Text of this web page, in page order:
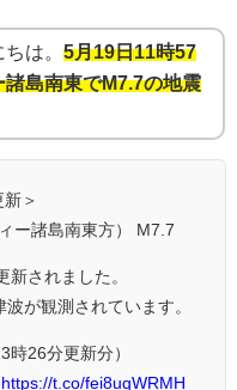
は。 5月19日11時57
島南東でM7.7の地震
＞
ー諸島南東方） M7.7
新されました。
が観測されています。
時26分更新分）
https://t.co/fei8uqWRMH